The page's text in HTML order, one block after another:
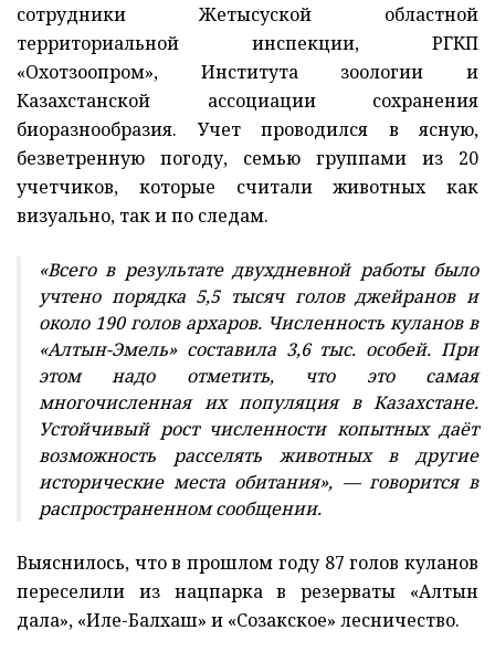
сотрудники Жетысуской областной
территориальной инспекции, РГКП
«Охотзоопром», Института зоологии и
Казахстанской ассоциации сохранения
биоразнообразия. Учет проводился в ясную,
безветренную погоду, семью группами из 20
учетчиков, которые считали животных как
визуально, так и по следам.
«Всего в результате двухдневной работы было
учтено порядка 5,5 тысяч голов джейранов и
около 190 голов архаров. Численность куланов в
«Алтын-Эмель» составила 3,6 тыс. особей. При
этом надо отметить, что это самая
многочисленная их популяция в Казахстане.
Устойчивый рост численности копытных даёт
возможность расселять животных в другие
исторические места обитания», — говорится в
распространенном сообщении.
Выяснилось, что в прошлом году 87 голов куланов
переселили из нацпарка в резерваты «Алтын
дала», «Иле-Балхаш» и «Созакское» лесничество.